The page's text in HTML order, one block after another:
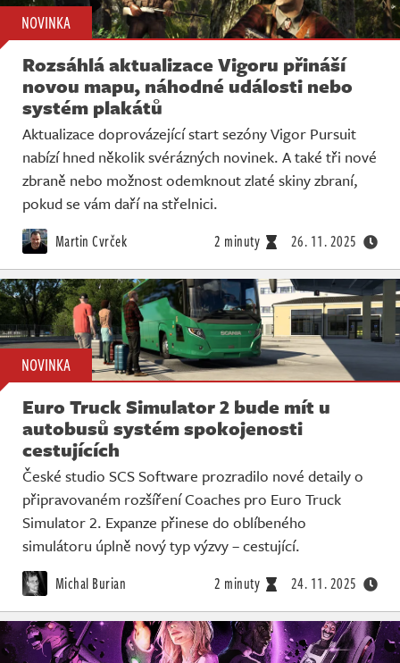
NOVINKA
Rozsáhlá aktualizace Vigoru přináší
novou mapu, náhodné události nebo
systém plakátů
Aktualizace doprovázející start sezóny Vigor Pursuit
nabízí hned několik svérázných novinek. A také tři nové
zbraně nebo možnost odemknout zlaté skiny zbraní,
pokud se vám daří na střelnici.
Martin Cvrček 2 minuty 26. 11. 2025
NOVINKA
Euro Truck Simulator 2 bude mít u
autobusů systém spokojenosti
cestujících
České studio SCS Software prozradilo nové detaily o
připravovaném rozšíření Coaches pro Euro Truck
Simulator 2. Expanze přinese do oblíbeného
simulátoru úplně nový typ výzvy – cestující.
Michal Burian 2 minuty 24. 11. 2025